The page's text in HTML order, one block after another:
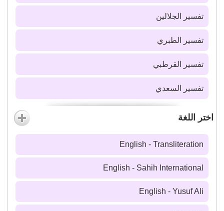
تفسير الجلالين
تفسير الطبري
تفسير القرطبي
تفسير السعدي
اختر اللغة
English - Transliteration
English - Sahih International
English - Yusuf Ali